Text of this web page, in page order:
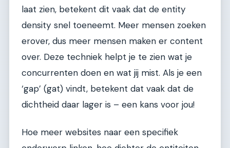
laat zien, betekent dit vaak dat de entity
density snel toeneemt. Meer mensen zoeken
erover, dus meer mensen maken er content
over. Deze techniek helpt je te zien wat je
concurrenten doen en wat jij mist. Als je een
‘gap’ (gat) vindt, betekent dat vaak dat de
dichtheid daar lager is – een kans voor jou!
Hoe meer websites naar een specifiek